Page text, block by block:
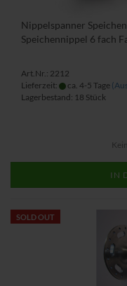
Nippelspanner
Speichennippel 6 fach
Art.Nr.: 2212
Lieferzeit:
ca. 4-5 Tage
Lagerbestand: 18 Stück
IN
SOLD OUT